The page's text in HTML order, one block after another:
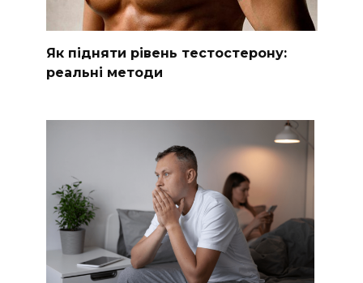
Як підняти рівень тестостерону:
реальні методи